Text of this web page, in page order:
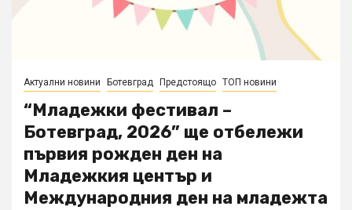
Актуални новини Ботевград Предстоящо ТОП новини
“Младежки фестивал –
Ботевград, 2026” ще отбележи
първия рожден ден на
Младежкия център и
Международния ден на младежта